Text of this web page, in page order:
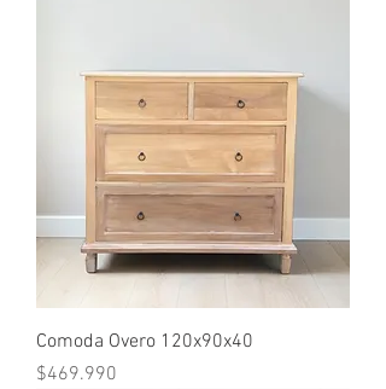
Comoda Overo 120x90x40
Precio
$469.990